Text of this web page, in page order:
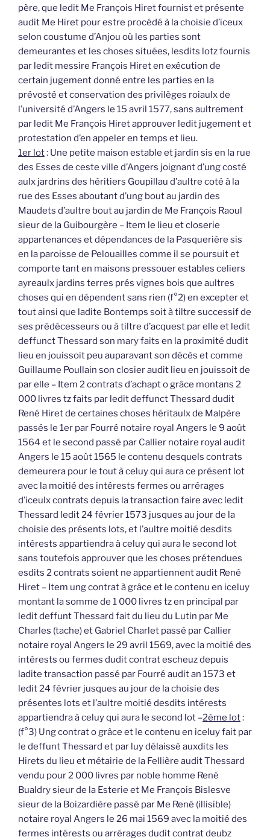
père, que ledit Me François Hiret fournist et présente
audit Me Hiret pour estre procédé à la choisie d’iceux
selon coustume d’Anjou où les parties sont
demeurantes et les choses situées, lesdits lotz fournis
par ledit messire François Hiret en exécution de
certain jugement donné entre les parties en la
prévosté et conservation des privilèges roiaulx de
l’université d’Angers le 15 avril 1577, sans aultrement
par ledit Me François Hiret approuver ledit jugement et
protestation d’en appeler en temps et lieu.
1er lot: Une petite maison estable et jardin sis en la rue
des Esses de ceste ville d’Angers joignant d’ung costé
aulx jardrins des héritiers Goupillau d’aultre coté à la
rue des Esses aboutant d’ung bout au jardin des
Maudets d’aultre bout au jardin de Me François Raoul
sieur de la Guibourgère – Item le lieu et closerie
appartenances et dépendances de la Pasquerière sis
en la paroisse de Pelouailles comme il se poursuit et
comporte tant en maisons pressouer estables celiers
ayreaulx jardins terres prés vignes bois que aultres
choses qui en dépendent sans rien (f°2) en excepter et
tout ainsi que ladite Bontemps soit à tiltre successif de
ses prédécesseurs ou à tiltre d’acquest par elle et ledit
deffunct Thessard son mary faits en la proximité dudit
lieu en jouissoit peu auparavant son décès et comme
Guillaume Poullain son closier audit lieu en jouissoit de
par elle – Item 2 contrats d’achapt o grâce montans 2
000 livres tz faits par ledit deffunct Thessard dudit
René Hiret de certaines choses héritaulx de Malpère
passés le 1er par Fourré notaire royal Angers le 9 août
1564 et le second passé par Callier notaire royal audit
Angers le 15 août 1565 le contenu desquels contrats
demeurera pour le tout à celuy qui aura ce présent lot
avec la moitié des intérests fermes ou arrérages
d’iceulx contrats depuis la transaction faire avec ledit
Thessard ledit 24 février 1573 jusques au jour de la
choisie des présents lots, et l’aultre moitié desdits
intérests appartiendra à celuy qui aura le second lot
sans toutefois approuver que les choses prétendues
esdits 2 contrats soient ne appartiennent audit René
Hiret – Item ung contrat à grâce et le contenu en iceluy
montant la somme de 1 000 livres tz en principal par
ledit deffunt Thessard fait du lieu du Lutin par Me
Charles (tache) et Gabriel Charlet passé par Callier
notaire royal Angers le 29 avril 1569, avec la moitié des
intérests ou fermes dudit contrat escheuz depuis
ladite transaction passé par Fourré audit an 1573 et
ledit 24 février jusques au jour de la choisie des
présentes lots et l’aultre moitié desdits intérests
appartiendra à celuy qui aura le second lot –2ème lot:
(f°3) Ung contrat o grâce et le contenu en iceluy fait par
le deffunt Thessard et par luy délaissé auxdits les
Hirets du lieu et métairie de la Fellière audit Thessard
vendu pour 2 000 livres par noble homme René
Bualdry sieur de la Esterie et Me François Bislesve
sieur de la Boizardière passé par Me René (illisible)
notaire royal Angers le 26 mai 1569 avec la moitié des
fermes intérests ou arrérages dudit contrat deubz